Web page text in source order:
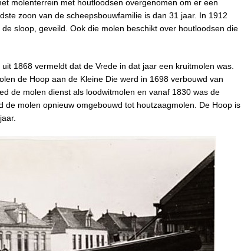
molenterrein met houtloodsen overgenomen om er een
zoon van de scheepsbouwfamilie is dan 31 jaar. In 1912
sloop, geveild. Ook die molen beschikt over houtloodsen die
1868 vermeldt dat de Vrede in dat jaar een kruitmolen was.
de Hoop aan de Kleine Die werd in 1698 verbouwd van
de molen dienst als loodwitmolen en vanaf 1830 was de
de molen opnieuw omgebouwd tot houtzaagmolen. De Hoop is